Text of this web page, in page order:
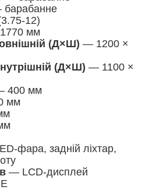
12)
мм
(Д×Ш) — 1200 ×
(Д×Ш) — 1100 ×
400 мм
мм
фара, задній ліхтар,
— LCD-дисплей